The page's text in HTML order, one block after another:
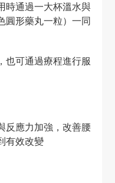
時通過一大杯溫水與
圓形藥丸一粒）一同
也可通過療程進行服
反應力加強，改善腰
有效改變